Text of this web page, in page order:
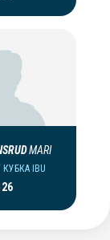
MARI
IBU